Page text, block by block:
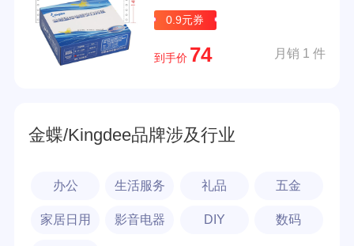
印纸 241*140mm
0.9元券
到手价 74 月销 1 件
金蝶/Kingdee品牌涉及行业
办公 生活服务 礼品 五金
家居日用 影音电器 DIY 数码